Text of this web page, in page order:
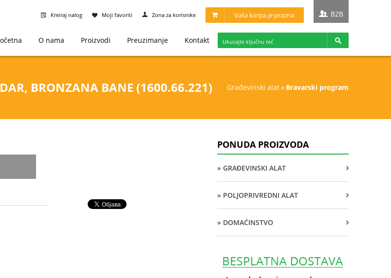
BRONZANA BANE (1600.66.221) građevinski alat» bravarski program
Kreiraj nalog Moji favoriti Zona za korisnike Vaša korpa je prazna B2B
O nama Proizvodi Preuzimanje Kontakt
PONUDA PROIZVODA
» GRAĐEVINSKI ALAT
» POLJOPRIVREDNI ALAT
» DOMAĆINSTVO